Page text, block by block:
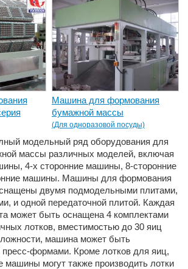
Машина для формования
бумажной массы
(Для одноразовой посуды)
модельный ряд оборудования для
массы различных моделей, включая
4-х сторонние машины, 8-сторонние
машины. Машины для формования
двумя подмодельными плитами,
и одной передаточной плитой. Каждая
может быть оснащена 4 комплектами
лотков, вместимостью до 30 яиц
машина может быть
пресс-формами. Кроме лотков для яиц,
могут также производить лотки